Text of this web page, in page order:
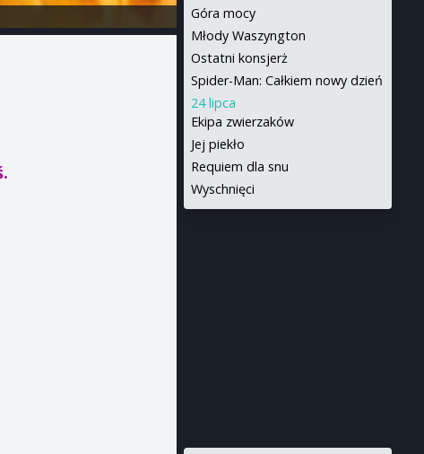
Góra mocy
Młody Waszyngton
Ostatni konsjerż
Spider-Man: Całkiem nowy dzień
24 lipca
Ekipa zwierzaków
Jej piekło
Requiem dla snu
Wyschnięci